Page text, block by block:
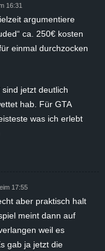
16:31
argumentiere
ca. 250€ kosten
einmal durchzocken
jetzt deutlich
hab. Für GTA
was ich erlebt
17:55
aber praktisch halt
meint dann auf
weil es
gab ja jetzt die